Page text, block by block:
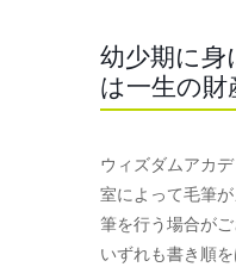
幼少期に
は一生の財
ウィズダムアカ
室によって毛筆
筆を行う場合がご
いずれも書き順